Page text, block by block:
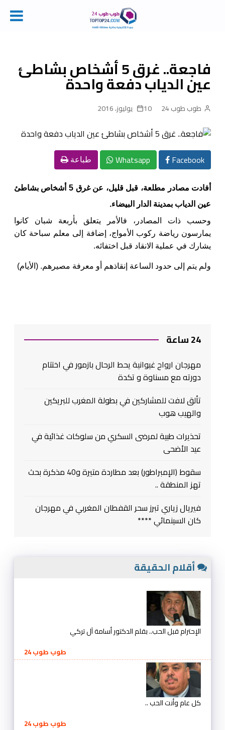
content
فاجعة.. غرق 5 أشخاص بشاطئ
عين الدياب دفعة واحدة
طوب طوب 24 10 يوليوز، 2016
Facebook
Whatsapp طباعة
أفادت مصادر مطلعة، قبل قليل، عن غرق 5 أشخاص بشاطئ
عين الدياب بمدينة الدار البيضاء.
وحسب ذات المصادر، فالأمر يتعلق بأربعة شبان كانوا
يمارسون رياضة ركوب الأمواج، إضافة إلى معلم سباحة كان
يشارك في عملية الانقاد قبل اختفائه.
ولم يتم إلى حدود الساعة إنقاذهم أو معرفة مصيرهم. (الأيام)
24 ساعة
مهرجان ارواح غيوانية يحط الرحال بازمور في اختتام
دورته مع مسناوة و تكدة
تألق لافت للمشاركين في بطولة المغرب للبريكين
والهيب هوب
تحذيرات طبية لمرضى السكري من سلوكات غذائية في
عيد الأضحى
سقوط (الإمبراطور) بعد مطاردة متيرة و40 مذكرة بحث
تهز المنطقة ..
فيريال زياري تبرز سحر القفطان المغربي في مهرجان
كان السينمائي ****
أقلام الحقيقة
الإحترام قبل الحب.. بقلم الدكتور أسامة آل تركي
طوب طوب 24
كل عام وأنت الحب ..
طوب طوب 24